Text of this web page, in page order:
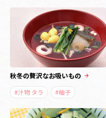
秋冬の贅沢なお吸いもの
#汁物 タラ #柚子